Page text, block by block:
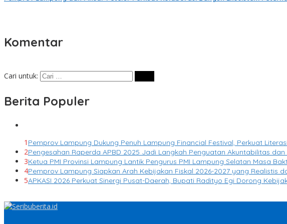
Komentar
Cari untuk:
Berita Populer
1 Pemprov Lampung Dukung Penuh Lampung Financial Festival, Perkuat
2Pengesahan Raperda APBD 2025 Jadi Langkah Penguatan Akuntabilitas
3Ketua PMI Provinsi Lampung Lantik Pengurus PMI Lampung Selatan Masa
4Pemprov Lampung Siapkan Arah Kebijakan Fiskal 2026-2027 yang Realistis
5APKASI 2026 Perkuat Sinergi Pusat-Daerah, Bupati Radityo Egi Dorong